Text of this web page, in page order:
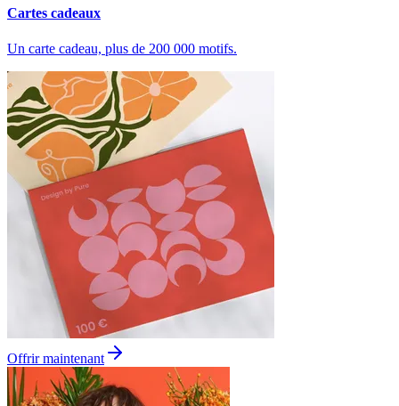
Cartes cadeaux
Un carte cadeau, plus de 200 000 motifs.
Offrir maintenant